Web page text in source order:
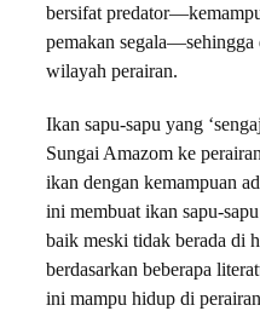
bersifat
pemakan segala—sehingga
wilayah perairan.
Ikan sapu-sapu yang
Sungai Amazom ke
ikan dengan kemampuan
ini membuat ikan sapu-
baik meski tidak berada di
berdasarkan beberapa
ini mampu hidup di